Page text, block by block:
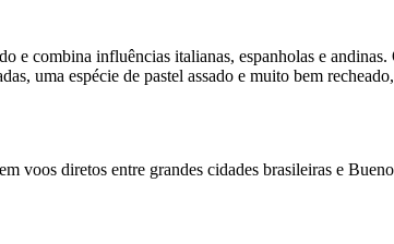
e combina influências italianas, espanholas e
uma espécie de pastel assado e muito bem
voos diretos entre grandes cidades brasileiras e